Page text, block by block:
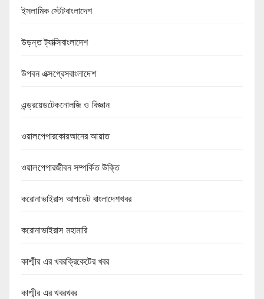
ইসলামিক স্টেটবাংলাদেশ
উড়ন্ত ট্যাক্সিবাংলাদেশ
উপবন এক্সপ্রেসবাংলাদেশ
এন্ড্রয়েডটেকনোলজি ও বিজ্ঞান
ওয়ালপেপারকোরআনের আয়াত
ওয়ালপেপারজীবন সম্পর্কিত উক্তি
করোনাভাইরাস আপডেট বাংলাদেশখবর
করোনাভাইরাস মহামারি
কাশ্মীর এর খবরক্রিকেটের খবর
কাশ্মীর এর খবরখবর